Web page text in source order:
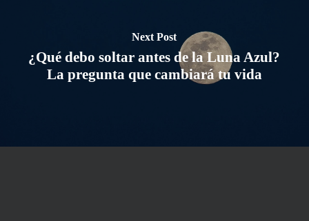
Next Post
¿Qué debo soltar antes de la Luna Azul?
La pregunta que cambiará tu vida